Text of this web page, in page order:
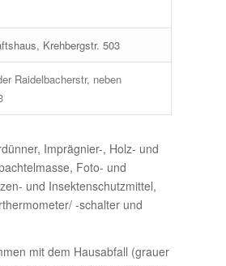
Krehbergstr. 503
Raidelbacherstr, neben
Imprägnier-, Holz- und
Foto- und
und Insektenschutzmittel,
-schalter und
mit dem Hausabfall (grauer